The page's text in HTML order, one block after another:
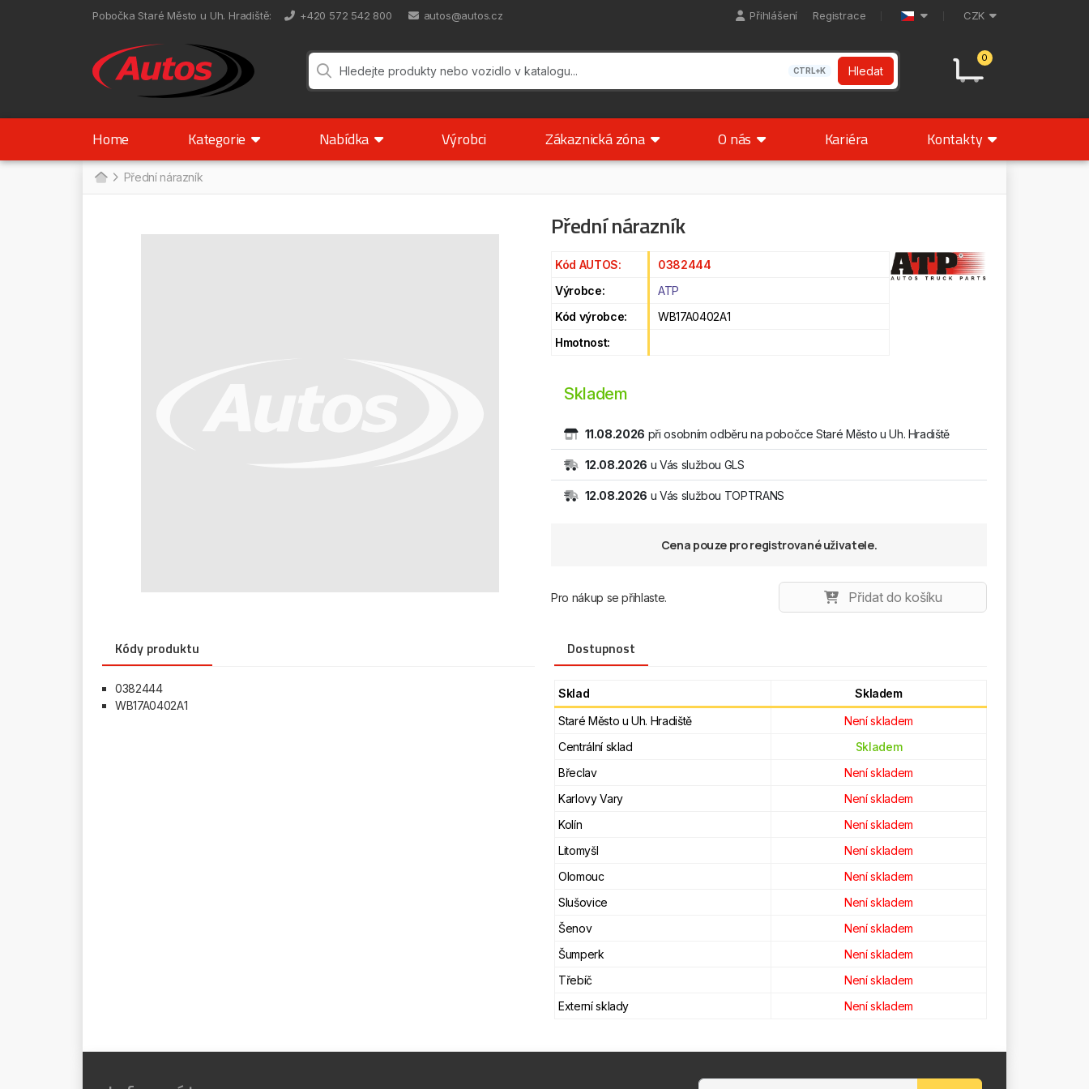
Pobočka Staré Město u Uh. Hradiště: +420 572 542 800 autos@autos.cz Přihlášení Registrace CZK
0
CTRL+K Hledat
Home Kategorie Nabídka Výrobci Zákaznická zóna O nás Kariéra Kontakty
Přední nárazník
Přední nárazník
Kód AUTOS:
0382444
Výrobce:
ATP
Kód výrobce:
WB17A0402A1
Hmotnost:
Skladem
11.08.2026 při osobním odběru na pobočce Staré Město u Uh. Hradiště
12.08.2026 u Vás službou GLS
12.08.2026 u Vás službou TOPTRANS
Cena pouze pro registrované uživatele.
Pro nákup se přihlaste. Přidat do košíku
Kódy produktu
0382444
WB17A0402A1
Dostupnost
Sklad
Skladem
Staré Město u Uh. Hradiště
Není skladem
Centrální sklad
Skladem
Břeclav
Není skladem
Karlovy Vary
Není skladem
Kolín
Není skladem
Litomyšl
Není skladem
Olomouc
Není skladem
Slušovice
Není skladem
Šenov
Není skladem
Šumperk
Není skladem
Třebíč
Není skladem
Externí sklady
Není skladem